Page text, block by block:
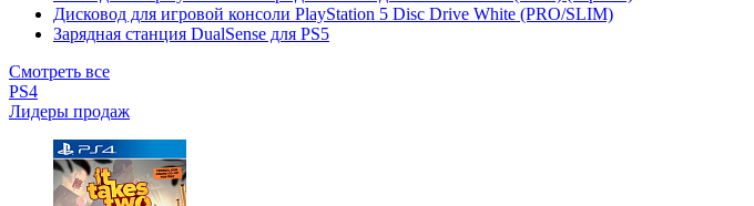
Дисковод для игровой консоли PlayStation 5 Disc Drive White (PRO/SLIM)
Зарядная станция DualSense для PS5
Смотреть все
PS4
Лидеры продаж